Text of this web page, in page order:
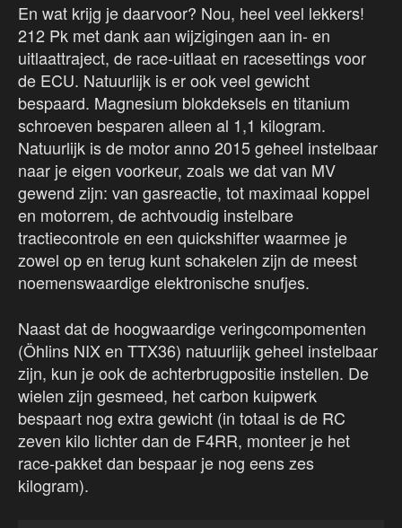
En wat krijg je daarvoor? Nou, heel veel lekkers!
212 Pk met dank aan wijzigingen aan in- en
uitlaattraject, de race-uitlaat en racesettings voor
de ECU. Natuurlijk is er ook veel gewicht
bespaard. Magnesium blokdeksels en titanium
schroeven besparen alleen al 1,1 kilogram.
Natuurlijk is de motor anno 2015 geheel instelbaar
naar je eigen voorkeur, zoals we dat van MV
gewend zijn: van gasreactie, tot maximaal koppel
en motorrem, de achtvoudig instelbare
tractiecontrole en een quickshifter waarmee je
zowel op en terug kunt schakelen zijn de meest
noemenswaardige elektronische snufjes.
Naast dat de hoogwaardige veringcompomenten
(Öhlins NIX en TTX36) natuurlijk geheel instelbaar
zijn, kun je ook de achterbrugpositie instellen. De
wielen zijn gesmeed, het carbon kuipwerk
bespaart nog extra gewicht (in totaal is de RC
zeven kilo lichter dan de F4RR, monteer je het
race-pakket dan bespaar je nog eens zes
kilogram).